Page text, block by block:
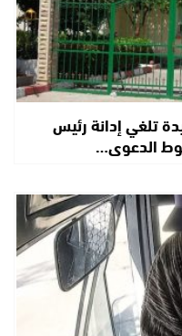
تلغي إدانة رئيس
الدعوى…